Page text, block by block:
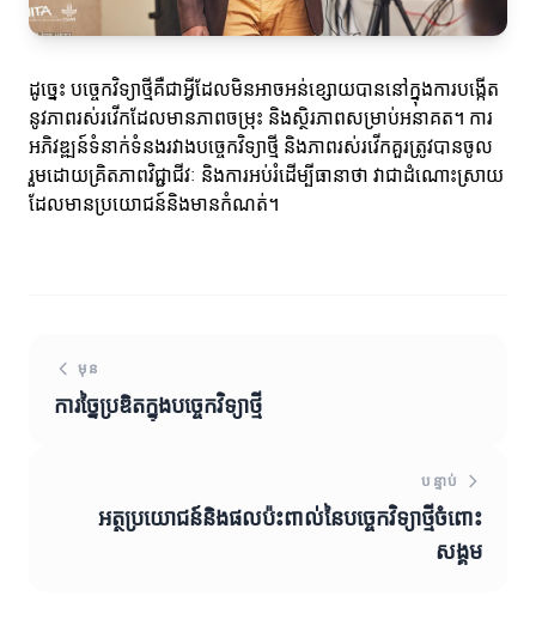
ដូច្នេះ បច្ចេកវិទ្យាថ្មីគឺជាអ្វីដែលមិនអាចអន់ខ្សោយបាននៅក្នុងការបង្កើត
នូវភាពរស់រវើកដែលមានភាពចម្រុះ និងស្ថិរភាពសម្រាប់អនាគត។ ការ
អភិវឌ្ឍន៍ទំនាក់ទំនងរវាងបច្ចេកវិទ្យាថ្មី និងភាពរស់រវើកគួរត្រូវបានចូល
រួមដោយគ្រិតភាពវិជ្ជាជីវៈ និងការអប់រំដើម្បីធានាថា វាជាដំណោះស្រាយ
ដែលមានប្រយោជន៍និងមានកំណត់។
មុន
ការច្នៃប្រឌិតក្នុងបច្ចេកវិទ្យាថ្មី
បន្ទាប់
អត្ថប្រយោជន៍និងផលប៉ះពាល់នៃបច្ចេកវិទ្យាថ្មីចំពោះ
សង្គម